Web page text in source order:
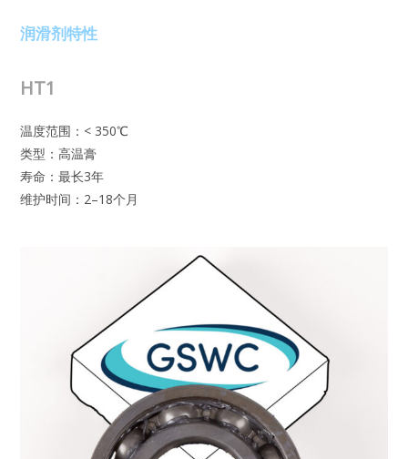
润滑剂特性
HT1
温度范围：< 350℃
类型：高温膏
寿命：最长3年
维护时间：2–18个月